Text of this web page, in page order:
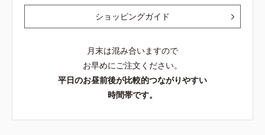
ショッピングガイド
月末は混み合いますので
お早めにご注文ください。
平日のお昼前後が比較的つながりやすい
時間帯です。